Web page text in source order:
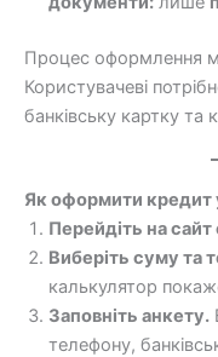
Процес оформлення
Користувачеві
банківську картку та
Як оформити кредит
Перейдіть на
Виберіть суму та
калькулятор
Заповніть анкету.
телефону,